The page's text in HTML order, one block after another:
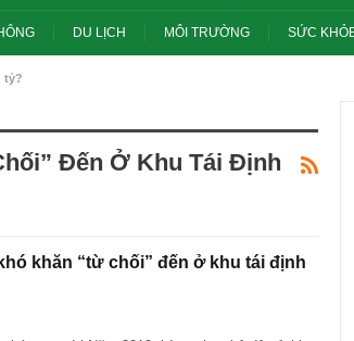
DU LỊCH MÔI TRƯỜNG SỨC
tỷ?
Đến Ở Khu Tái Định
khăn “từ chối” đến ở khu tái định